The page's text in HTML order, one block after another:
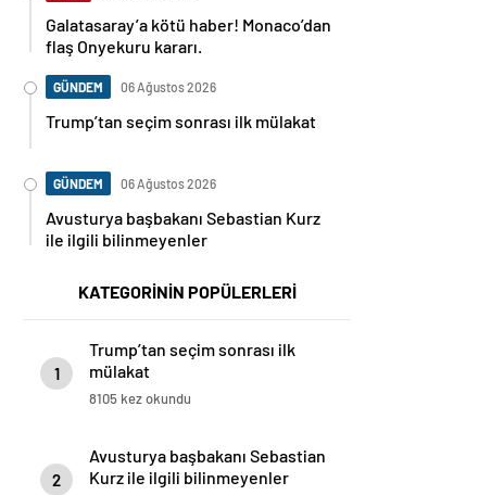
Galatasaray’a kötü haber! Monaco’dan
flaş Onyekuru kararı.
GÜNDEM 06 Ağustos 2026
Trump’tan seçim sonrası ilk mülakat
GÜNDEM 06 Ağustos 2026
Avusturya başbakanı Sebastian Kurz
ile ilgili bilinmeyenler
KATEGORİNİN POPÜLERLERİ
1
Trump’tan seçim sonrası ilk
mülakat
8105 kez okundu
2
Avusturya başbakanı Sebastian
Kurz ile ilgili bilinmeyenler